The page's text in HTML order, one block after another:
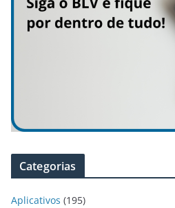
Categorias
Aplicativos (195)